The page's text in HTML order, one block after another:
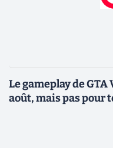
Le gameplay de GTA
août, mais pas pour